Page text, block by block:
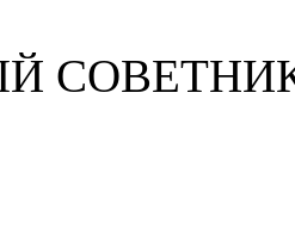
СОВЕТНИК.